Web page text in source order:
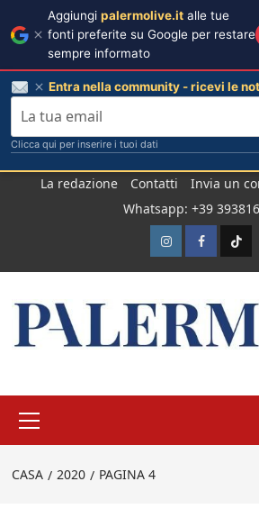
La redazione Contatti
Invia un
Whatsapp: +39
InstagramFacebook
principale
CASA 2020 PAGINA 4
Aggiungi palermolive.it alle tue
fonti preferite su Google per restare
sempre informato
Entra nella community - ricevi le
Clicca qui per inserire i tuoi dati